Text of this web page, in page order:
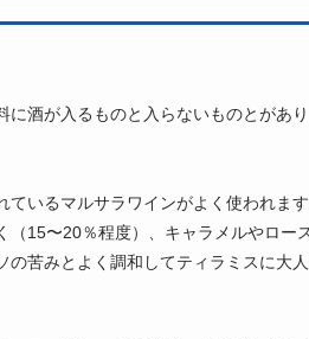
酒が入るものと入らないものとがあ
いるマルサラワインがよく使われま
15〜20％程度）、キャラメルやロー
苦みとよく調和してティラミスに大